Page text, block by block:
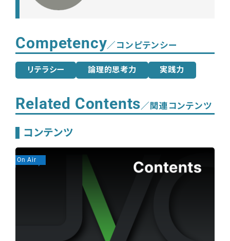
Competency／コンピテンシー
リテラシー 論理的思考力 実践力
Related Contents／関連コンテンツ
コンテンツ
On Air